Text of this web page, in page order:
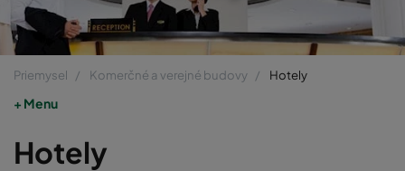
Priemysel Komerčné a verejné budovy Hotely
Menu
Hotely